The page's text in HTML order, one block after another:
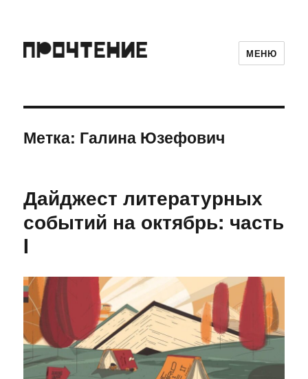
МЕНЮ
Метка: Галина Юзефович
Дайджест литературных
событий на октябрь: часть
I